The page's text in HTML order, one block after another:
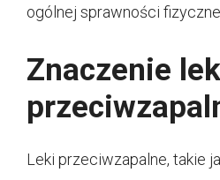
ogólnej sprawności
Znaczenie
Leki przeciwzapalne, takie